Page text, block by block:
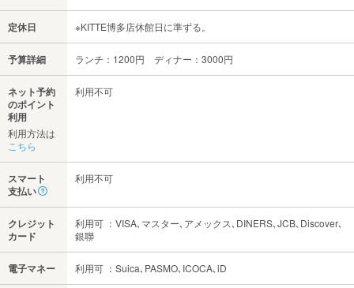
定休日 ※KITTE博多店休館日に準ずる。
予算詳細 ランチ：1200円 ディナー：3000円
ネット予約
のポイント
利用
利用方法は
こちら
利用不可
スマート
支払い
利用不可
クレジット
カード
利用可 ：VISA､マスター､アメックス､DINERS､JCB､Discover､
銀聯
電子マネー 利用可 ：Suica､PASMO､ICOCA､iD